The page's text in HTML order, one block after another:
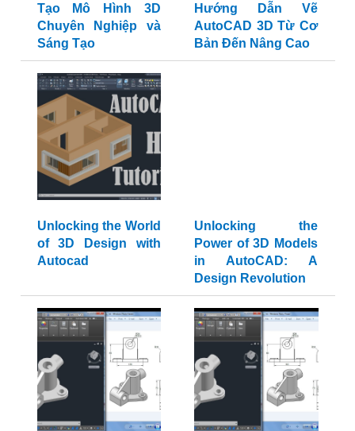
Tạo Mô Hình 3D
Chuyên Nghiệp và
Sáng Tạo
Hướng Dẫn Vẽ
AutoCAD 3D Từ Cơ
Bản Đến Nâng Cao
Unlocking the World
of 3D Design with
Autocad
Unlocking the
Power of 3D Models
in AutoCAD: A
Design Revolution